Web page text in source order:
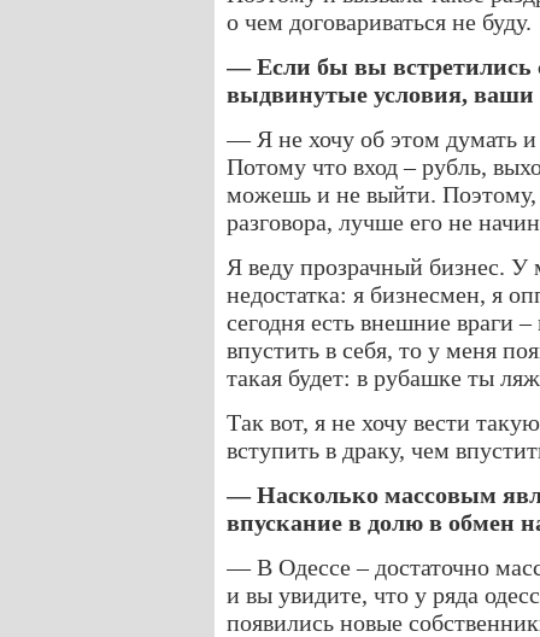
о чем договариваться не буду.
— Если бы вы
выдвинутые условия,
— Я не хочу об этом думать и
Потому что вход – рубль,
можешь и не выйти. Поэтому,
разговора, лучше его не
Я веду прозрачный бизнес. У
недостатка: я бизнесмен, я
сегодня есть внешние враги
впустить в себя, то у меня
такая будет: в рубашке ты
Так вот, я не хочу вести
вступить в драку, чем
— Насколько массовым
впускание в долю в обмен
— В Одессе – достаточно
и вы увидите, что у ряда
появились новые